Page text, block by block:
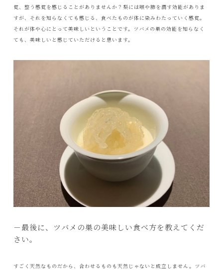
覚、整う感覚を感じることがありませんか？梨には喉や肺を潤す効能がありま
すが、それを知らなくても感じる、食べたものが体に染みわたっていく感覚。
それが体や心にとって美味しいということです。ツバメの巣の効能を知らなく
ても、美味しいと感じていただけると思います。
－最後に、ツバメの巣の美味しい食べ方を教えてくだ
さい。
すごく天然なものだから、合わせるものも天然じゃないと成立しません。ツバ